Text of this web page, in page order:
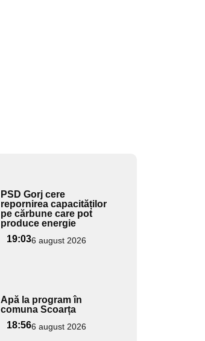
PSD Gorj cere
repornirea capacităților
pe cărbune care pot
produce energie
19:036 august 2026
Apă la program în
comuna Scoarța
18:566 august 2026